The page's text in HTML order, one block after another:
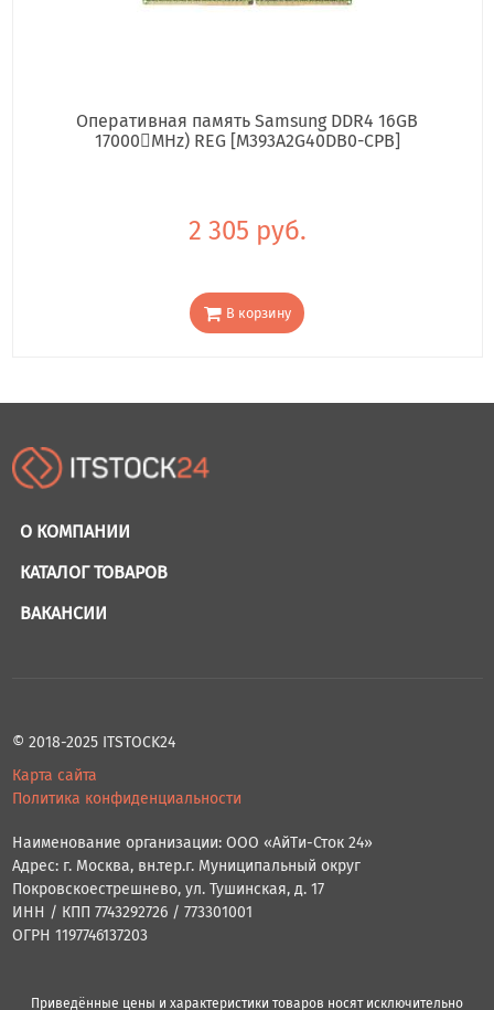
Оперативная память Samsung DDR4 16GB
17000񢋕MHz) REG [M393A2G40DB0-CPB]
2 305 руб.
В корзину
О КОМПАНИИ
КАТАЛОГ ТОВАРОВ
ВАКАНСИИ
© 2018-2025 ITSTOCK24
Карта сайта
Политика конфиденциальности
Наименование организации: ООО «АйТи-Сток 24»
Адрес: г. Москва, вн.тер.г. Муниципальный округ
Покровскоестрешнево, ул. Тушинская, д. 17
ИНН / КПП 7743292726 / 773301001
ОГРН 1197746137203
Приведённые цены и характеристики товаров носят исключительно